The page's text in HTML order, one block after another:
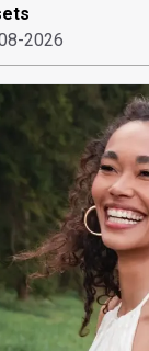
2026